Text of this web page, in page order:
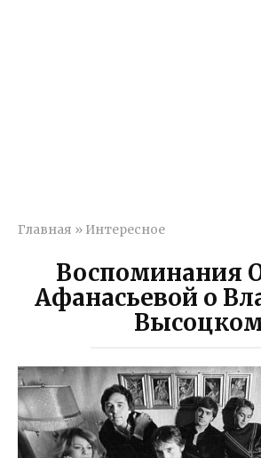
Главная » Интересное
Воспоминания
Афанасьевой о